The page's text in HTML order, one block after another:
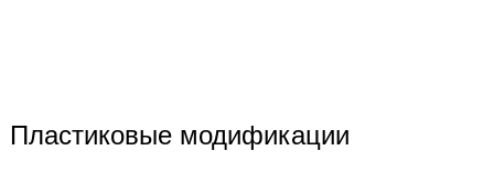
Пластиковые модификации